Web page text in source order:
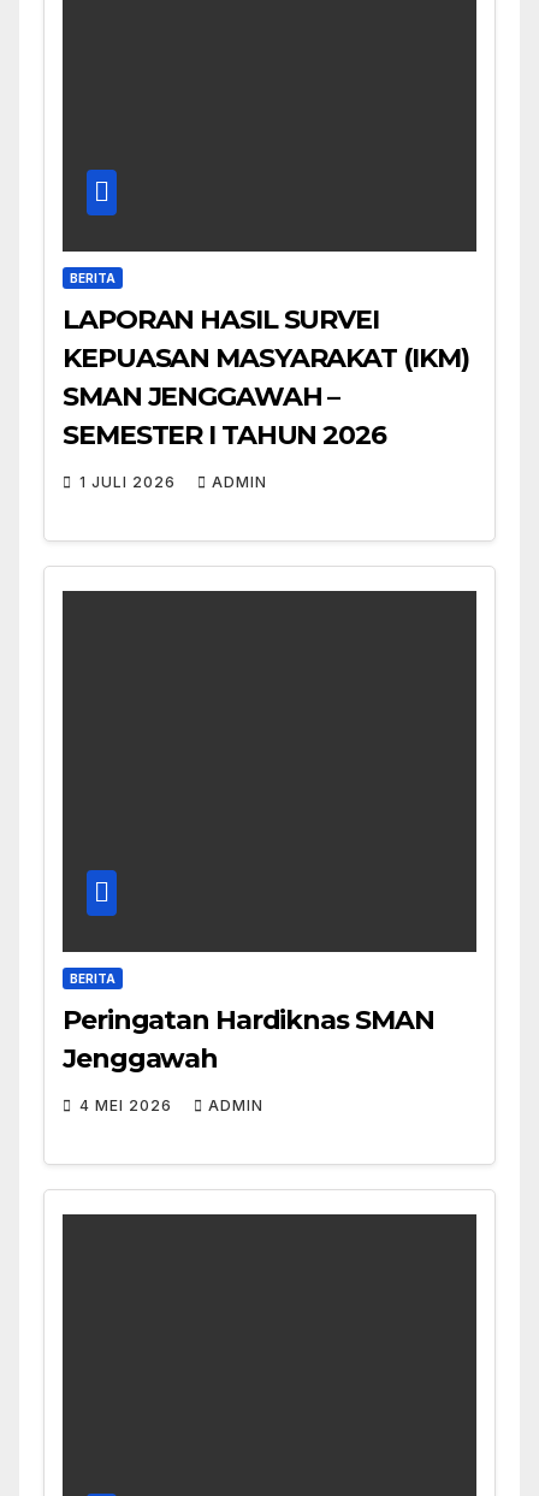
BERITA
LAPORAN HASIL SURVEI
KEPUASAN MASYARAKAT (IKM)
SMAN JENGGAWAH –
SEMESTER I TAHUN 2026
1 JULI 2026 ADMIN
BERITA
Peringatan Hardiknas SMAN
Jenggawah
4 MEI 2026 ADMIN